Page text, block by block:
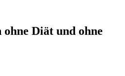
ohne Diät und ohne